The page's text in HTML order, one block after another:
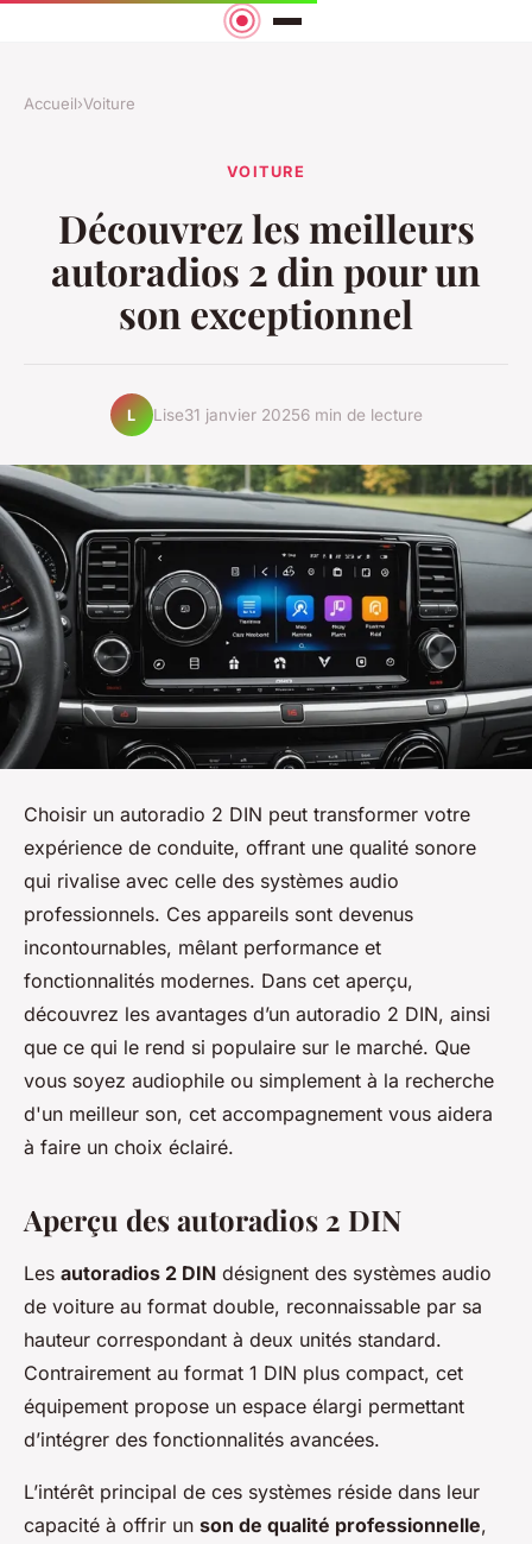
Accueil›Voiture
VOITURE
Découvrez les meilleurs
autoradios 2 din pour un
son exceptionnel
L Lise31 janvier 20256 min de lecture
Choisir un autoradio 2 DIN peut transformer votre
expérience de conduite, offrant une qualité sonore
qui rivalise avec celle des systèmes audio
professionnels. Ces appareils sont devenus
incontournables, mêlant performance et
fonctionnalités modernes. Dans cet aperçu,
découvrez les avantages d’un autoradio 2 DIN, ainsi
que ce qui le rend si populaire sur le marché. Que
vous soyez audiophile ou simplement à la recherche
d'un meilleur son, cet accompagnement vous aidera
à faire un choix éclairé.
Aperçu des autoradios 2 DIN
Les autoradios 2 DIN désignent des systèmes audio
de voiture au format double, reconnaissable par sa
hauteur correspondant à deux unités standard.
Contrairement au format 1 DIN plus compact, cet
équipement propose un espace élargi permettant
d’intégrer des fonctionnalités avancées.
L’intérêt principal de ces systèmes réside dans leur
capacité à offrir un son de qualité professionnelle,